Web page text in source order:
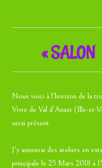
«
Nous voici à l’horizon de la
Vivre de Val d’Anast (Ille-et-
serai présent
J’y animerai des ateliers en
principale le 25 Mars 2018 à